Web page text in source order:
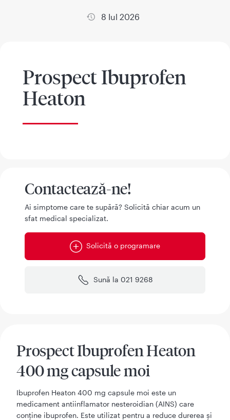
8 Iul 2026
Prospect Ibuprofen
Heaton
Contactează-ne!
Ai simptome care te supără? Solicită chiar acum un
sfat medical specializat.
Solicită o programare
Sună la 021 9268
Prospect Ibuprofen Heaton
400 mg capsule moi
Ibuprofen Heaton 400 mg capsule moi este un
medicament antiinflamator nesteroidian (AINS) care
conține ibuprofen. Este utilizat pentru a reduce durerea și